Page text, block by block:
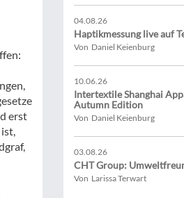
erst
04.08.26
Haptikmessung live auf
Von Daniel Keienburg
10.06.26
Intertextile Shanghai
Autumn Edition
Von Daniel Keienburg
03.08.26
CHT Group:
Von Larissa Terwart